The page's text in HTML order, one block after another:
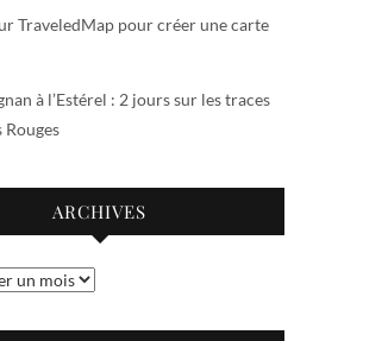
TraveledMap pour créer une carte
à l’Estérel : 2 jours sur les traces
Rouges
ARCHIVES